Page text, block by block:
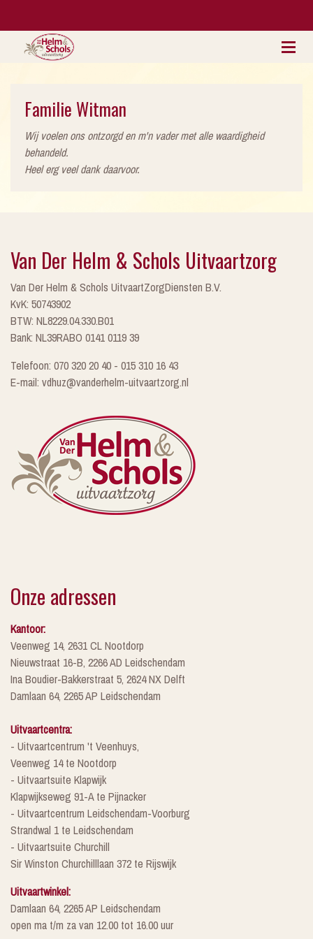
Familie Witman
Wij voelen ons ontzorgd en m'n vader met alle waardigheid
behandeld.
Heel erg veel dank daarvoor.
Van Der Helm & Schols Uitvaartzorg
Van Der Helm & Schols UitvaartZorgDiensten B.V.
KvK: 50743902
BTW: NL8229.04.330.B01
Bank: NL39RABO 0141 0119 39
Telefoon: 070 320 20 40 - 015 310 16 43
E-mail: vdhuz@vanderhelm-uitvaartzorg.nl
Onze adressen
Kantoor:
Veenweg 14, 2631 CL Nootdorp
Nieuwstraat 16-B, 2266 AD Leidschendam
Ina Boudier-Bakkerstraat 5, 2624 NX Delft
Damlaan 64, 2265 AP Leidschendam
Uitvaartcentra:
- Uitvaartcentrum 't Veenhuys,
Veenweg 14 te Nootdorp
- Uitvaartsuite Klapwijk
Klapwijkseweg 91-A te Pijnacker
- Uitvaartcentrum Leidschendam-Voorburg
Strandwal 1 te Leidschendam
- Uitvaartsuite Churchill
Sir Winston Churchilllaan 372 te Rijswijk
Uitvaartwinkel:
Damlaan 64, 2265 AP Leidschendam
open ma t/m za van 12.00 tot 16.00 uur